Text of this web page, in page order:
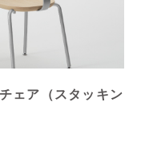
ェア（スタッキン